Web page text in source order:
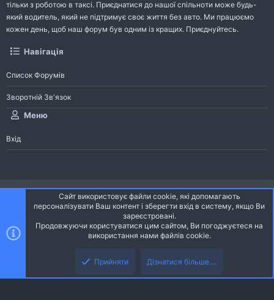
тільки з роботою в таксі. Приєднатися до нашої спільноти може будь-
який водитель, який не підтримує своє життя без авто. Ми працюємо
кожен день, щоб наш форум був одним із кращих. Приєднуйтесь.
Навігація
Список Форумів
Зворотній Зв'язок
Меню
Вхід
Ніч
Українська (UA)
S
Community platform by XenForo® © 2010-2026 XenForo Ltd.
Community platform by XenForo © 2010-2022 XenForo Ltd. | dev: Pages
Сайт використовує файли cookie, які допомагають
персоналізувати Ваш контент і зберегти вхід в систему, якщо Ви
зареєстровані.
Продовжуючи користуватися цим сайтом, Ви погоджуєтеся на
використання нами файлів cookie.
Прийняти Дізнатися більше....